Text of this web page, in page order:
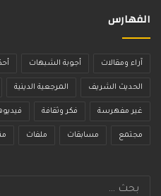
الفهارس
آراء ومقالات أجوبة الشبهات
الحديث الشريف المرجعية الدينية
غير مفهرسة فكر وثقافة
مجتمع مسابقات ملفات